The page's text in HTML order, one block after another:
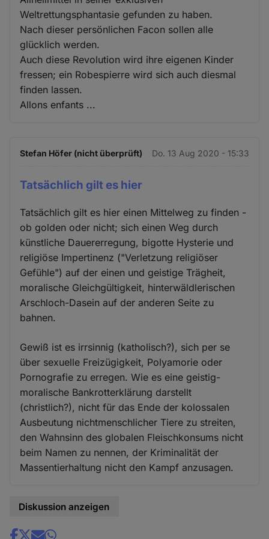
Weltrettungsphantasie gefunden zu haben.
Nach dieser persönlichen Facon sollen alle
glücklich werden.
Auch diese Revolution wird ihre eigenen Kinder
fressen; ein Robespierre wird sich auch diesmal
finden lassen.
Allons enfants ...
Stefan Höfer (nicht überprüft) Do. 13 Aug 2020 - 15:33
Tatsächlich gilt es hier
Tatsächlich gilt es hier einen Mittelweg zu finden -
ob golden oder nicht; sich einen Weg durch
künstliche Dauererregung, bigotte Hysterie und
religiöse Impertinenz ("Verletzung religiöser
Gefühle") auf der einen und geistige Trägheit,
moralische Gleichgültigkeit, hinterwäldlerischen
Arschloch-Dasein auf der anderen Seite zu
bahnen.
Gewiß ist es irrsinnig (katholisch?), sich per se
über sexuelle Freizügigkeit, Polyamorie oder
Pornografie zu erregen. Wie es eine geistig-
moralische Bankrotterklärung darstellt
(christlich?), nicht für das Ende der kolossalen
Ausbeutung nichtmenschlicher Tiere zu streiten,
den Wahnsinn des globalen Fleischkonsums nicht
beim Namen zu nennen, der Kriminalität der
Massentierhaltung nicht den Kampf anzusagen.
Diskussion anzeigen